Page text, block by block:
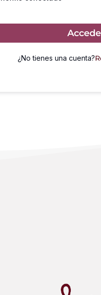
¿No tienes una cuenta?